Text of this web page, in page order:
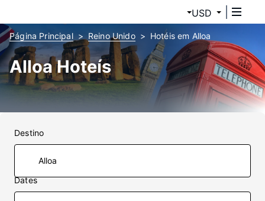
USD
Página Principal Reino Unido Hotéis em Alloa
Alloa Hoteís
Destino
Dates